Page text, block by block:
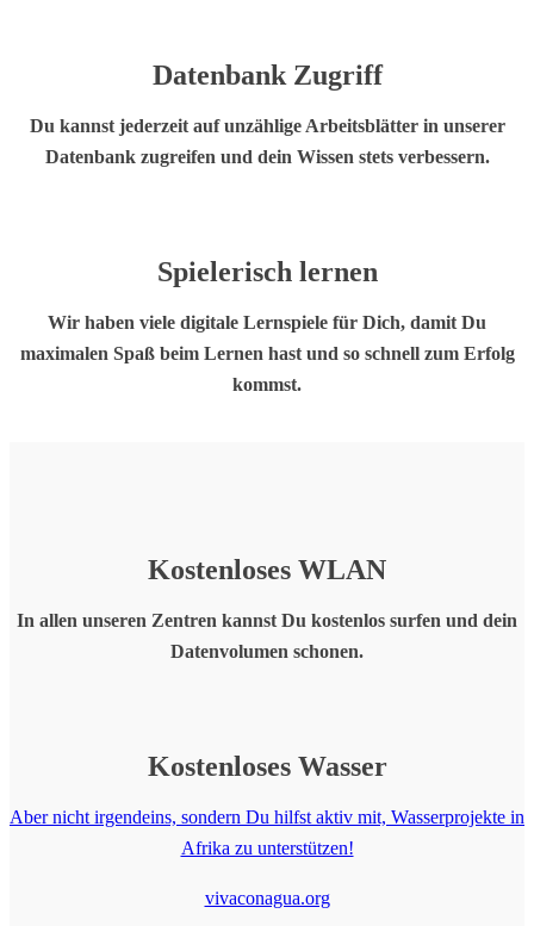
DatenbankZugriff
Du kannst jederzeit auf unzählige Arbeitsblätter in unserer
Datenbank zugreifen und dein Wissen stets verbessern.
Spielerischlernen
Wir haben viele digitale Lernspiele für Dich, damit Du
maximalen Spaß beim Lernen hast und so schnell zum Erfolg
kommst.
Kostenloses WLAN
In allen unseren Zentren kannst Du kostenlos surfen und dein
Datenvolumen schonen.
KostenlosesWasser
Aber nicht irgendeins, sondern Du hilfst aktiv mit, Wasserprojekte in
Afrika zu unterstützen!
vivaconagua.org